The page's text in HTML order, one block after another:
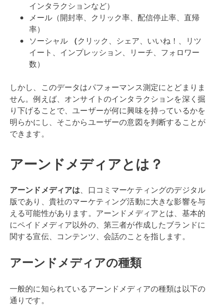
インタラクションなど）
メール（開封率、クリック率、配信停止率、直帰
率）
ソーシャル （クリック、シェア、いいね！、リツ
イート、インプレッション、リーチ、フォロワー
数）
しかし、このデータはパフォーマンス測定にとどまりま
せん。例えば、オンサイトのインタラクションを深く掘
り下げることで、ユーザーが何に興味を持っているかを
明らかにし、そこからユーザーの意図を判断することが
できます。
アーンドメディアとは？
アーンドメディアは、口コミマーケティングのデジタル
版であり、貴社のマーケティング活動に大きな影響を与
える可能性があります。アーンドメディアとは、基本的
にペイドメディア以外の、第三者が作成したブランドに
関する宣伝、コンテンツ、会話のことを指します。
アーンドメディアの種類
一般的に知られているアーンドメディアの種類は以下の
通りです。